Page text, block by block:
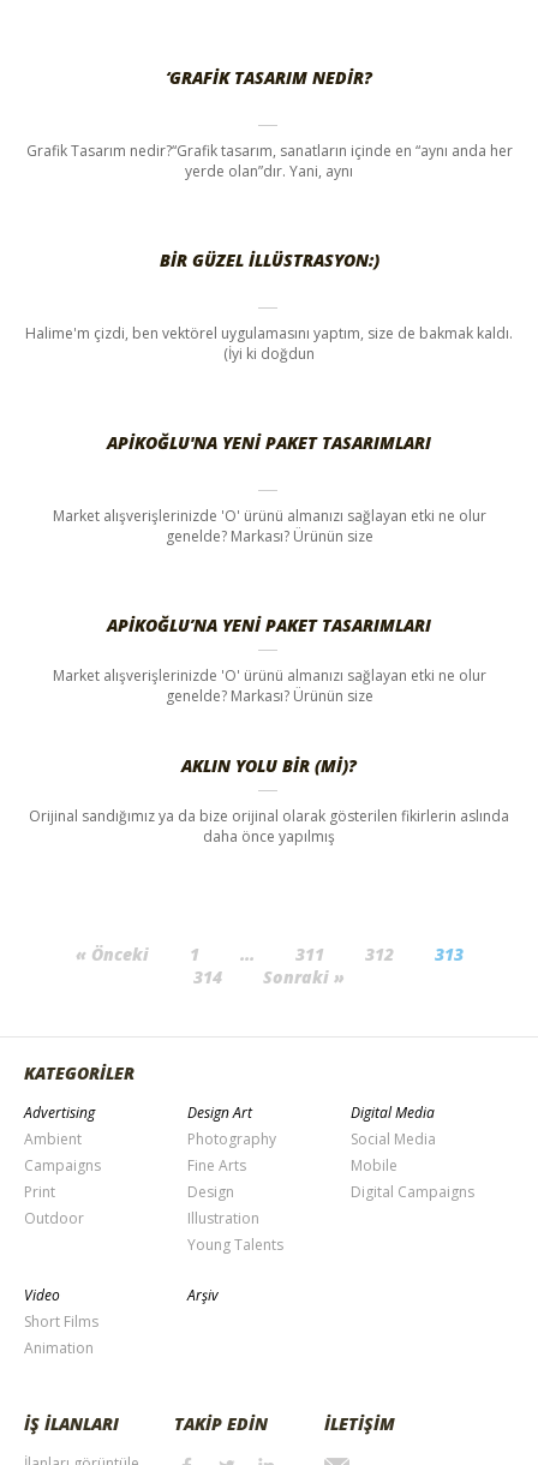
‘GRAFIK TASARIM NEDIR?
Grafik Tasarım nedir?“Grafik tasarım, sanatların içinde en “aynı anda her
yerde olan”dır. Yani, aynı
BIR GÜZEL ILLÜSTRASYON:)
Halime'm çizdi, ben vektörel uygulamasını yaptım, size de bakmak kaldı.
(İyi ki doğdun
APIKOĞLU'NA YENI PAKET TASARIMLARI
Market alışverişlerinizde 'O' ürünü almanızı sağlayan etki ne olur
genelde? Markası? Ürünün size
APIKOĞLU’NA YENI PAKET TASARIMLARI
Market alışverişlerinizde 'O' ürünü almanızı sağlayan etki ne olur
genelde? Markası? Ürünün size
AKLIN YOLU BIR (MI)?
Orijinal sandığımız ya da bize orijinal olarak gösterilen fikirlerin aslında
daha önce yapılmış
« Önceki 1 … 311 312
313
314
Sonraki »
KATEGORİLER
Advertising
Ambient
Campaigns
Print
Outdoor
Design Art
Photography
Fine Arts
Design
Illustration
Young Talents
Digital Media
Social Media
Mobile
Digital Campaigns
Video
Short Films
Animation
Arşiv
İŞ İLANLARI TAKİP EDİN İLETİŞİM